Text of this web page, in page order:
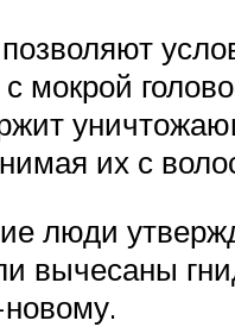
мокрой
их с
люди
вычесаны